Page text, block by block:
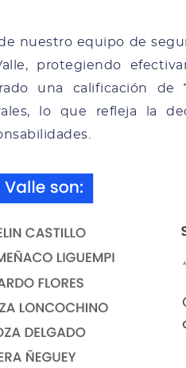
nuestro equipo de
protegiendo
una calificación de
lo que refleja la